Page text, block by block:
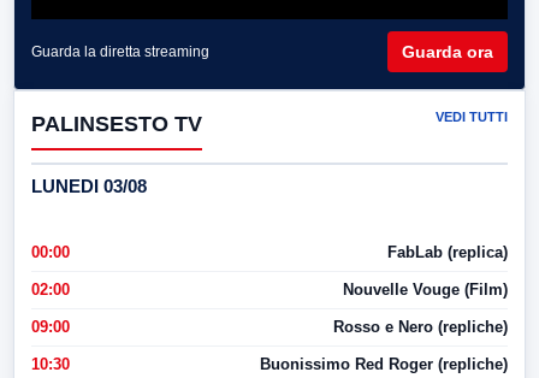
Guarda la diretta streaming Guarda ora
PALINSESTO TV VEDI TUTTI
LUNEDI 03/08
00:00 FabLab (replica)
02:00 Nouvelle Vouge (Film)
09:00 Rosso e Nero (repliche)
10:30 Buonissimo Red Roger (repliche)